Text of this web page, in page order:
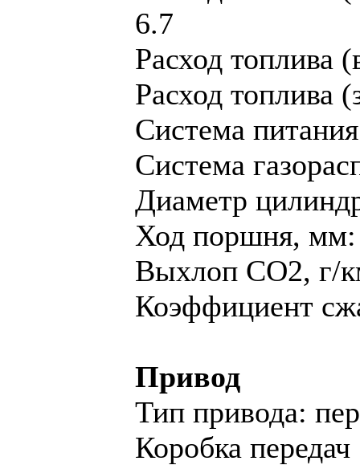
6.7
Расход топлива
Расход топлива
Система
Система
Диaметр
Ход поршня, мм:
Выхлоп CO2, г/
Коэффициент
Привод
Тип привода:
Коробка передач